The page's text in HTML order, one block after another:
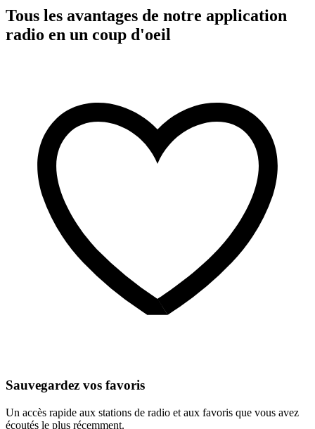
Tous les avantages de notre application
radio en un coup d'oeil
Sauvegardez vos favoris
Un accès rapide aux stations de radio et aux favoris que vous avez
écoutés le plus récemment.